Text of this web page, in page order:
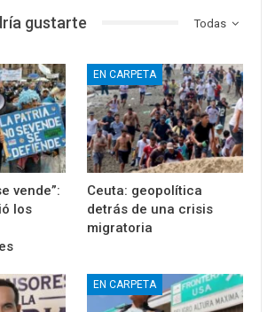
Todas
gustarte
vende”:
los
EN CARPETA
Ceuta: geopolítica
detrás de una crisis
migratoria
EN CARPETA